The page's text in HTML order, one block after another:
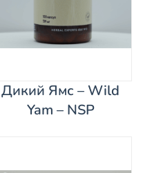
Дикий Ямс – Wild
Yam – NSP